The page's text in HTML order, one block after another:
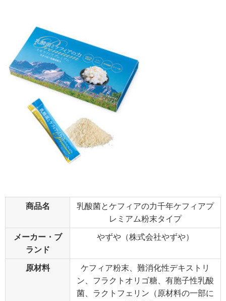
商品名
乳酸菌とケフィアの力千年ケフィアプ
レミアム粉末タイプ
メーカー・ブ
ランド
やずや（株式会社やずや）
原材料
ケフィア粉末、難消化性デキストリ
ン、フラクトオリゴ糖、有胞子性乳酸
菌、ラクトフェリン（原材料の一部に